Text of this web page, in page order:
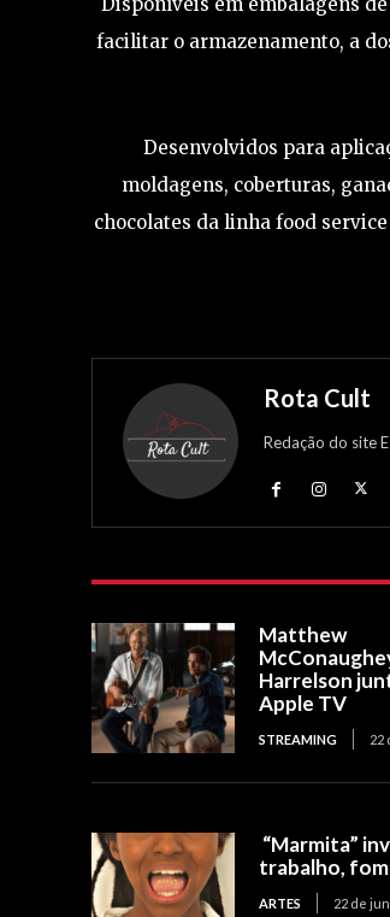
Disponíveis em embalagens
facilitar o armazenamento, a
Desenvolvidos para
moldagens, coberturas,
chocolates da linha food
Rota Cult
Redação do site
Matthew
Harrelson
Apple TV
STREAMING 22
“Marmita”
trabalho,
ARTES 22 de